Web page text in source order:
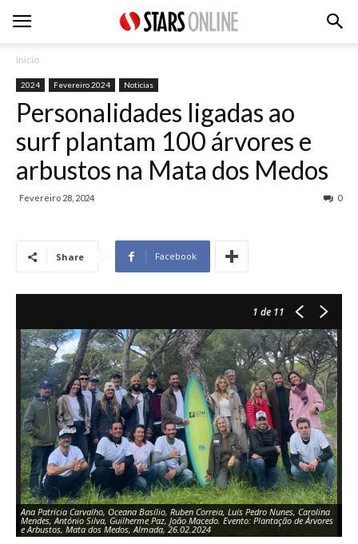
Inicio
2024 Fevereiro 2024 Noticias
Personalidades ligadas ao
surf plantam 100 árvores e
arbustos na Mata dos Medos
Fevereiro 28, 2024 0
Share Facebook
1 de 11
Ana Patrícia Carvalho, Oceana Basílio, Ruben Correia, Luís Pedro Nunes, Carolina
Mendes, António Silva, Guilherme Paz, João Macedo. Evento: Plantação de Árvores
e Arbustos, Mata dos Medos, Almada, 26.02.2024